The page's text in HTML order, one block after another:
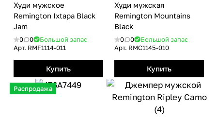
Худи мужское
Remington Ixtapa Black
Jam
0 0
Большой запас
Арт. RMF1114-011
Купить
Худи мужская
Remington Mountains
Вlack
0 0
Большой запас
Арт. RMС1145-010
Купить
Распродажа